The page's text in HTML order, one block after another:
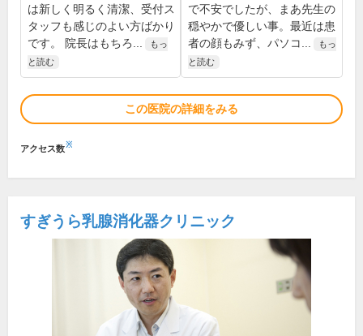
は新しく明るく清潔、受付ス
タッフも感じのよい方ばかり
です。 院長はもちろ...
もっ
と読む
で不安でしたが、まあ先生の
穏やかで優しい事。最近は患
者の顔もみず、パソコ...
もっ
と読む
この医院の詳細をみる
アクセス数※
すぎうら乳腺消化器クリニック